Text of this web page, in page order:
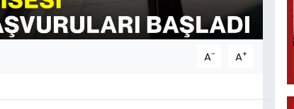
A- A+